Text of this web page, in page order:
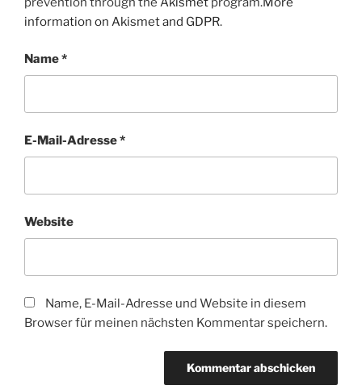
information on Akismet and GDPR.
Name*
E-Mail-Adresse*
Website
Name, E-Mail-Adresse und Website in diesem
Browser für meinen nächsten Kommentar speichern.